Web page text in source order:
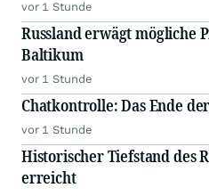
vor 1 Stunde
Russland erwägt mögliche
Baltikum
vor 1 Stunde
Chatkontrolle: Das Ende
vor 1 Stunde
Historischer Tiefstand des
erreicht